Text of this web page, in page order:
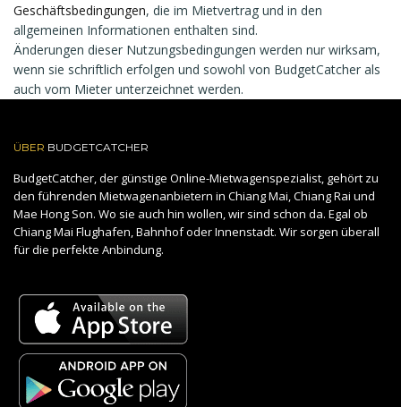
Geschäftsbedingungen, die im Mietvertrag und in den
allgemeinen Informationen enthalten sind.
Änderungen dieser Nutzungsbedingungen werden nur wirksam,
wenn sie schriftlich erfolgen und sowohl von BudgetCatcher als
auch vom Mieter unterzeichnet werden.
ÜBER BUDGETCATCHER
BudgetCatcher, der günstige Online-Mietwagenspezialist, gehört zu
den führenden Mietwagenanbietern in Chiang Mai, Chiang Rai und
Mae Hong Son. Wo sie auch hin wollen, wir sind schon da. Egal ob
Chiang Mai Flughafen, Bahnhof oder Innenstadt. Wir sorgen überall
für die perfekte Anbindung.